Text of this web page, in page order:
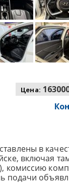
Цена:
в
включая
комиссию
подачи